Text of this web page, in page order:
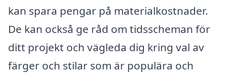
kan spara pengar på materialkostnader.
De kan också ge råd om tidsscheman för
ditt projekt och vägleda dig kring val av
färger och stilar som är populära och